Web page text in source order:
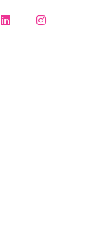
L
i
I
n